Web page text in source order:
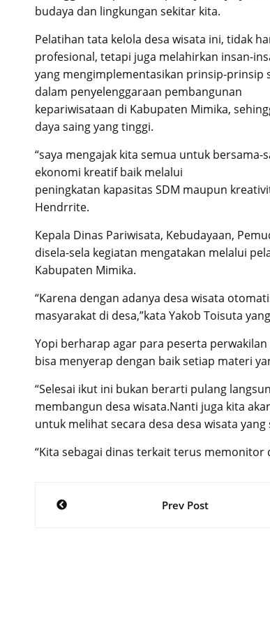
budaya dan lingkungan sekitar kita.
Pelatihan tata kelola desa wisata ini, tidak
profesional, tetapi juga melahirkan insan-
yang mengimplementasikan prinsip-
dalam penyelenggaraan pembangunan
kepariwisataan di Kabupaten Mimika,
daya saing yang tinggi.
“saya mengajak kita semua untuk
ekonomi kreatif baik melalui
peningkatan kapasitas SDM maupun
Hendrrite.
Kepala Dinas Pariwisata, Kebudayaan,
disela-sela kegiatan mengatakan melalui
Kabupaten Mimika.
“Karena dengan adanya desa wisata
masyarakat di desa,”kata Yakob Toisuta
Yopi berharap agar para peserta
bisa menyerap dengan baik setiap materi
“Selesai ikut ini bukan berarti pulang
membangun desa wisata.Nanti juga kita
untuk melihat secara desa desa wisata
“Kita sebagai dinas terkait terus memonitor
Post
Prev Post